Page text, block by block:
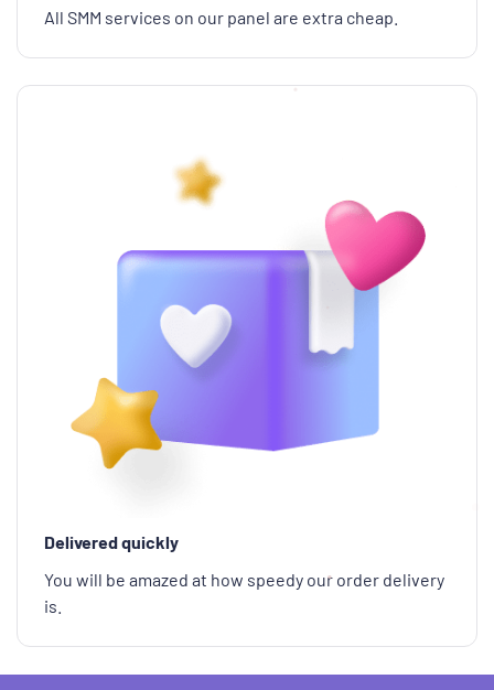
All SMM services on our panel are extra cheap.
Delivered quickly
You will be amazed at how speedy our order delivery
is.